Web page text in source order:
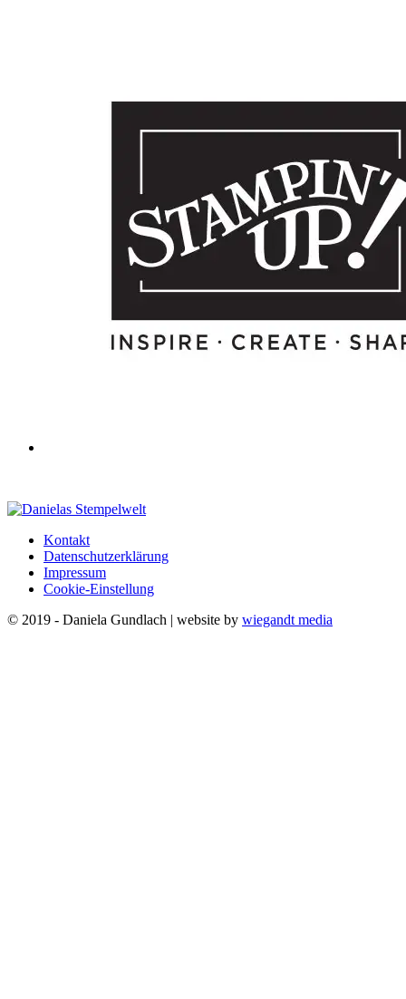
Kontakt
Datenschutzerklärung
Impressum
Cookie-Einstellung
© 2019 - Daniela Gundlach | website by wiegandt media